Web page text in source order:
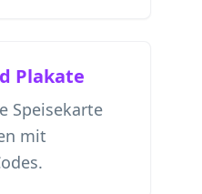
Plakate
Speisekarte
mit